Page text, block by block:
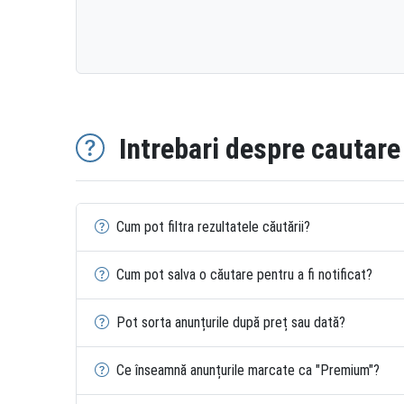
Intrebari despre cautare
Cum pot filtra rezultatele căutării?
Cum pot salva o căutare pentru a fi notificat?
Pot sorta anunțurile după preț sau dată?
Ce înseamnă anunțurile marcate ca "Premium"?